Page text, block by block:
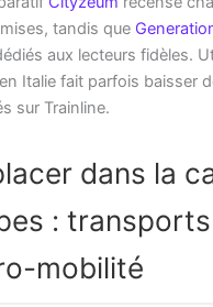
tandis que
aux lecteurs fidèles.
Italie fait parfois baisser
sur Trainline.
dans la
:
mobilité